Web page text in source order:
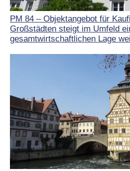
PM 84 – Objektangebot für
Großstädten steigt im Umfeld
gesamtwirtschaftlichen Lage